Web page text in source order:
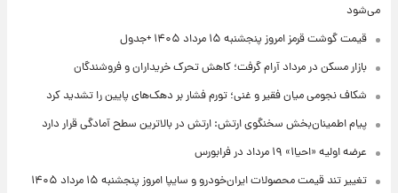
می‌شود
قیمت گوشت قرمز امروز پنجشنبه ۱۵ مرداد ۱۴۰۵ +جدول
بازار مسکن در مرداد آرام گرفت؛ کاهش تحرک خریداران و فروشندگان
شکاف نجومی میان فقیر و غنی؛ تورم فشار بر دهک‌های پایین را تشدید کرد
پیام اطمینان‌بخش سخنگوی ارتش: ارتش در بالاترین سطح آمادگی قرار دارد
عرضه اولیه «احیا۱» ۱۹ مرداد در فرابورس
تغییر تند قیمت محصولات ایران‌خودرو و سایپا امروز پنجشنبه ۱۵ مرداد ۱۴۰۵